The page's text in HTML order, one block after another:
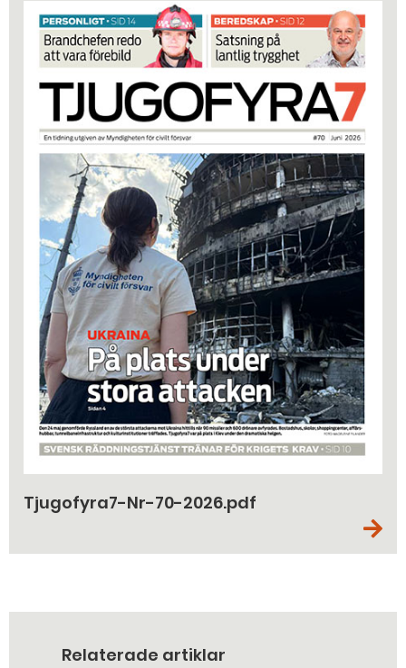
Tjugofyra7-Nr-70-2026.pdf
Relaterade artiklar